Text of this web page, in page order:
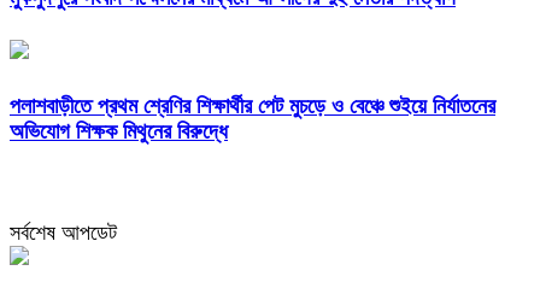
পলাশবাড়ীতে প্রথম শ্রেণির শিক্ষার্থীর পেট মুচড়ে ও বেঞ্চে শুইয়ে নির্যাতনের
অভিযোগ শিক্ষক মিথুনের বিরুদ্ধে
সর্বশেষ আপডেট